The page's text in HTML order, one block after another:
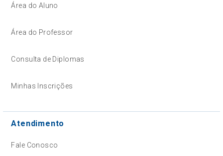
Área do Aluno
Área do Professor
Consulta de Diplomas
Minhas Inscrições
Atendimento
Fale Conosco